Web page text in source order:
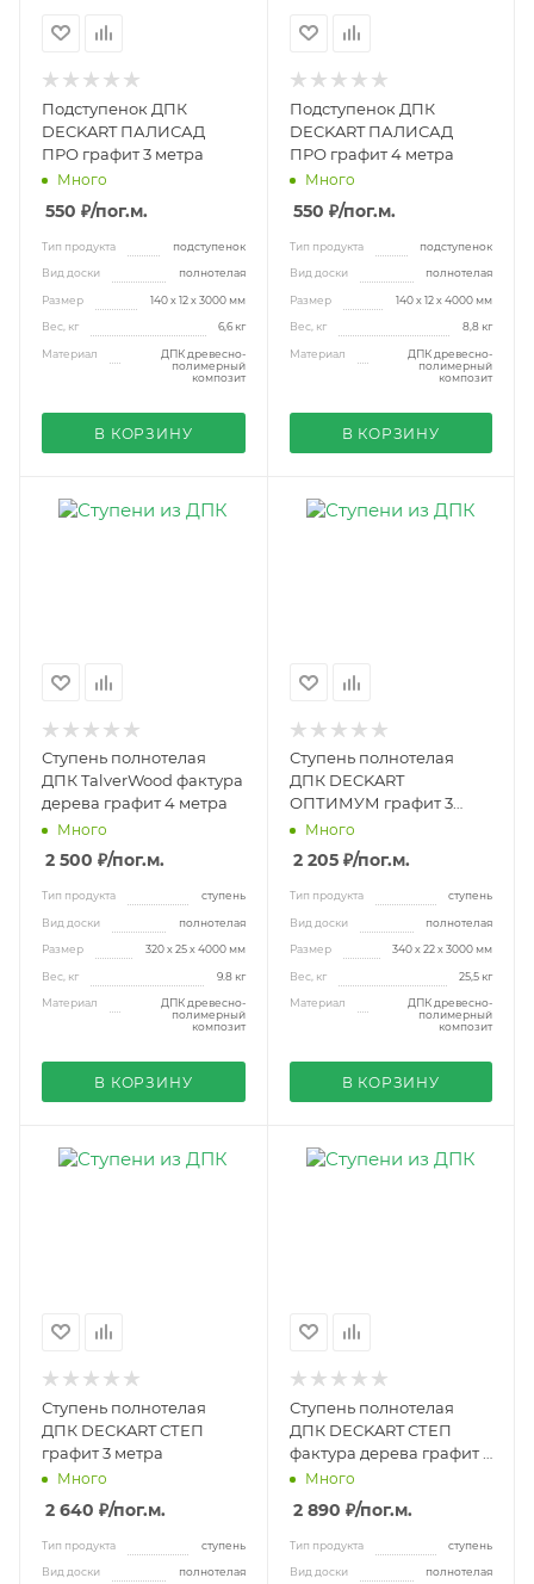
Подступенок ДПК
DECKART ПАЛИСАД
ПРО графит 3 метра
Много
550 ₽/пог.м.
Тип продукта подступенок
Вид доски полнотелая
Размер 140 х 12 х 3000 мм
Вес, кг 6,6 кг
Материал
ДПК древесно-
полимерный
композит
В КОРЗИНУ
Подступенок ДПК
DECKART ПАЛИСАД
ПРО графит 4 метра
Много
550 ₽/пог.м.
Тип продукта подступенок
Вид доски полнотелая
Размер 140 х 12 х 4000 мм
Вес, кг 8,8 кг
Материал
ДПК древесно-
полимерный
композит
В КОРЗИНУ
Ступень полнотелая
ДПК TalverWood фактура
дерева графит 4 метра
Много
2 500 ₽/пог.м.
Тип продукта ступень
Вид доски полнотелая
Размер 320 х 25 х 4000 мм
Вес, кг 9.8 кг
Материал
ДПК древесно-
полимерный
композит
В КОРЗИНУ
Ступень полнотелая
ДПК DECKART
ОПТИМУМ графит 3
метра
Много
2 205 ₽/пог.м.
Тип продукта ступень
Вид доски полнотелая
Размер 340 х 22 х 3000 мм
Вес, кг 25,5 кг
Материал
ДПК древесно-
полимерный
композит
В КОРЗИНУ
Ступень полнотелая
ДПК DECKART СТЕП
графит 3 метра
Много
2 640 ₽/пог.м.
Тип продукта ступень
Вид доски полнотелая
Ступень полнотелая
ДПК DECKART СТЕП
фактура дерева графит 3
метра
Много
2 890 ₽/пог.м.
Тип продукта ступень
Вид доски полнотелая